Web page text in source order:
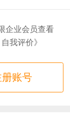
企业会员查看
我评价》
册账号